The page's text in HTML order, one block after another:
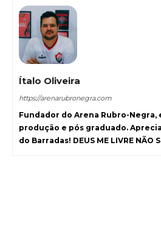
Ítalo Oliveira
https://arenarubronegra.com
Fundador do Arena Rubro-
produção e pós graduado.
do Barradas! DEUS ME LIVRE NÃO